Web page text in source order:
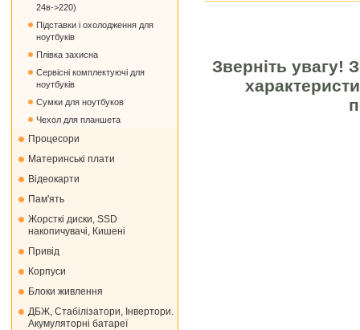
24в->220)
Підставки і охолодження для
ноутбуків
Плівка захисна
Сервісні комплектуючі для
ноутбуків
Сумки для ноутбуков
Чехол для планшета
Процесори
Материнські плати
Відеокарти
Пам'ять
Жорсткі диски, SSD
накопичувачі, Кишені
Привід
Корпуси
Блоки живлення
ДБЖ, Стабілізатори, Інвертори.
Акумуляторні батареї
Зверніть увагу!